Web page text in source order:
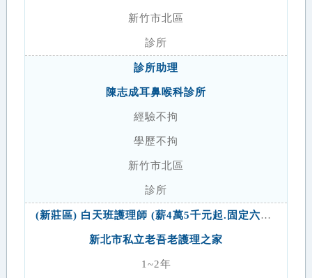
新竹市北區
診所
診所助理
陳志成耳鼻喉科診所
經驗不拘
學歷不拘
新竹市北區
診所
(新莊區) 白天班護理師 (薪4萬5千元起.固定六日休.上班時間08:00~16:00.有興趣請洽 謝小姐0921-623-770)
新北市私立老吾老護理之家
1~2年